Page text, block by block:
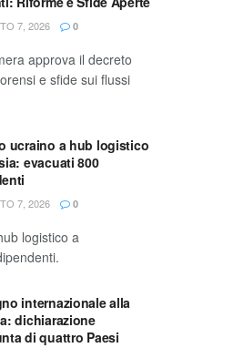
7, 2026 0
approva il decreto
e sfide sui flussi
ucraino a hub logistico
evacuati 800
7, 2026 0
logistico a
internazionale alla
dichiarazione
di quattro Paesi